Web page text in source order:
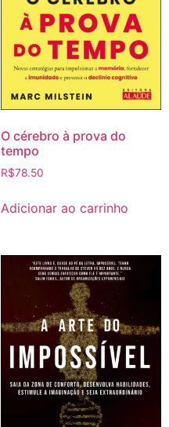
O cérebro à prova do
tempo
R$78.50
Adicionar ao carrinho